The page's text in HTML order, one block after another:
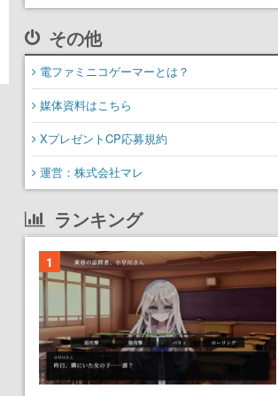
その他
電ファミニコゲーマーとは？
媒体資料はこちら
XプレゼントCP応募規約
運営：株式会社マレ
ランキング
1